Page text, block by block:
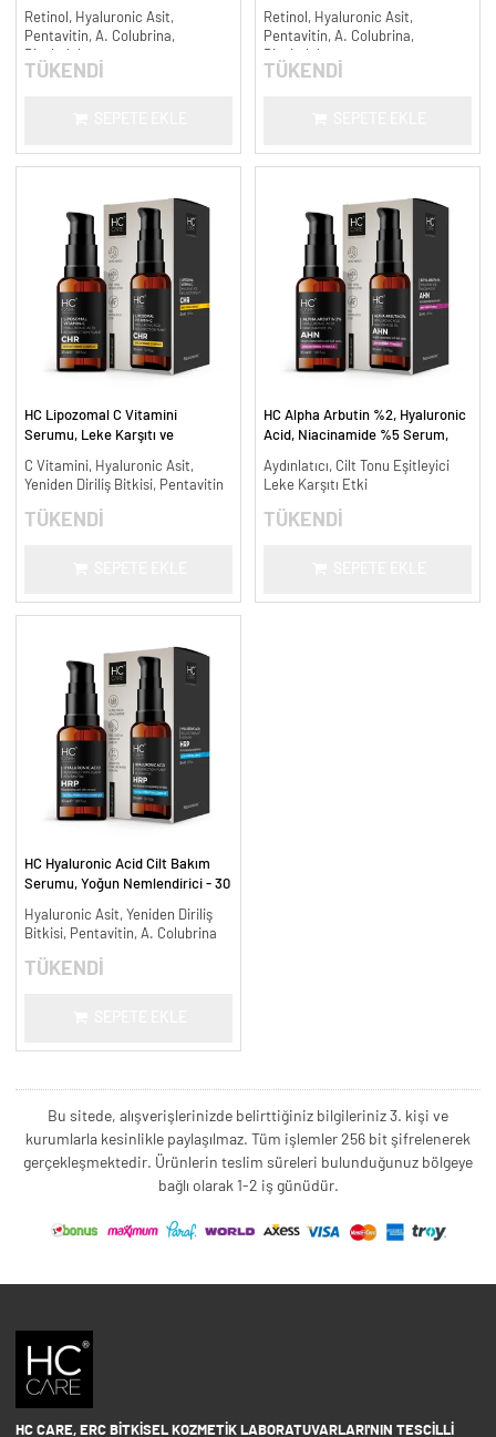
Retinol, Hyaluronic Asit,
Pentavitin, A. Colubrina,
Bisabolol
TÜKENDİ
Retinol, Hyaluronic Asit,
Pentavitin, A. Colubrina,
Bisabolol
TÜKENDİ
HC Lipozomal C Vitamini
Serumu, Leke Karşıtı ve
C Vitamini, Hyaluronic Asit,
Yeniden Diriliş Bitkisi, Pentavitin
TÜKENDİ
HC Alpha Arbutin %2, Hyaluronic
Acid, Niacinamide %5 Serum,
ml.
Aydınlatıcı, Cilt Tonu Eşitleyici
Leke Karşıtı Etki
TÜKENDİ
HC Hyaluronic Acid Cilt Bakım
Serumu, Yoğun Nemlendirici - 30
Hyaluronic Asit, Yeniden Diriliş
Bitkisi, Pentavitin, A. Colubrina
TÜKENDİ
Bu sitede, alışverişlerinizde belirttiğiniz bilgileriniz 3. kişi ve
kurumlarla kesinlikle paylaşılmaz. Tüm işlemler 256 bit şifrelenerek
gerçekleşmektedir. Ürünlerin teslim süreleri bulunduğunuz bölgeye
bağlı olarak 1-2 iş günüdür.
HC CARE, ERC BITKISEL KOZMETIK LABORATUVARLARI'NIN TESCILLI